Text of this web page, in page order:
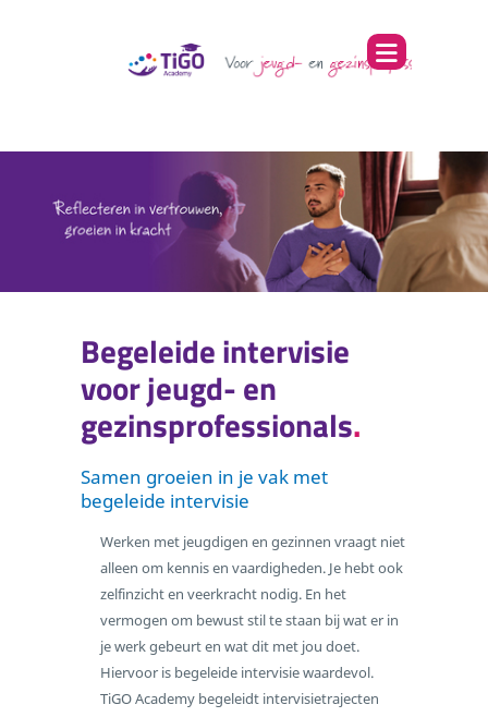
Begeleide intervisie
voor jeugd- en
gezinsprofessionals
Samen groeien in je vak met
begeleide intervisie
Werken met jeugdigen en gezinnen vraagt niet
alleen om kennis en vaardigheden. Je hebt ook
zelfinzicht en veerkracht nodig. En het
vermogen om bewust stil te staan bij wat er in
je werk gebeurt en wat dit met jou doet.
Hiervoor is begeleide intervisie waardevol.
TiGO Academy begeleidt intervisietrajecten
SKJ-richtlijnen voor intervisie
Coaching
Incompany
Over TiGO Academy